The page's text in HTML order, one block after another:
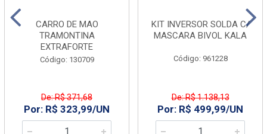
CARRO DE MAO
TRAMONTINA
EXTRAFORTE
Código: 130709
De: R$ 371,68
Por: R$ 323,99/UN
KIT INVERSOR SOLDA C/
MASCARA BIVOL KALA
Código: 961228
De: R$ 1.138,13
Por: R$ 499,99/UN